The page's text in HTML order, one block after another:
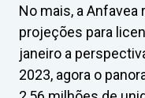
No mais, a
projeções para
janeiro a
2023, agora o